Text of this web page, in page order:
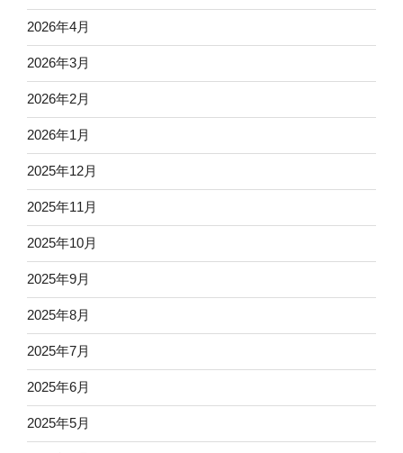
2026年4月
2026年3月
2026年2月
2026年1月
2025年12月
2025年11月
2025年10月
2025年9月
2025年8月
2025年7月
2025年6月
2025年5月